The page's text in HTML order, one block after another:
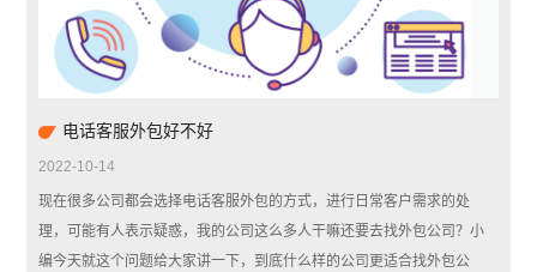
电话客服外包好不好
2022-10-14
现在很多公司都会选择电话客服外包的方式，进行日常客户需求的处
理，可能有人表示疑惑，我的公司这么多人干嘛还要去找外包公司？小
编今天就这个问题给大家讲一下，到底什么样的公司更适合找外包公